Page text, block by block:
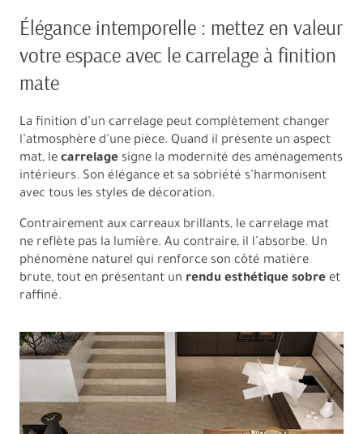
Élégance intemporelle : mettez en valeur
votre espace avec le carrelage à finition
mate
La finition d’un carrelage peut complètement changer
l’atmosphère d’une pièce. Quand il présente un aspect
mat, le carrelage signe la modernité des aménagements
intérieurs. Son élégance et sa sobriété s’harmonisent
avec tous les styles de décoration.
Contrairement aux carreaux brillants, le carrelage mat
ne reflète pas la lumière. Au contraire, il l’absorbe. Un
phénomène naturel qui renforce son côté matière
brute, tout en présentant un rendu esthétique sobre et
raffiné.